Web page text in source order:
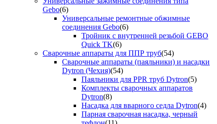
Gebo(6)
Универсальные ремонтные обжимные
соединения Gebo(6)
Тройник с внутренней резьбой GEBO
Quick TK(6)
Сварочные аппараты для ППР труб(54)
Сварочные аппараты (паяльники) и насадки
Dytron (Чехия)(54)
Паяльники для PPR труб Dytron(5)
Комплекты сварочных аппаратов
Dytron(8)
Насадка для вварного седла Dytron(4)
Парная сварочная насадка, черный